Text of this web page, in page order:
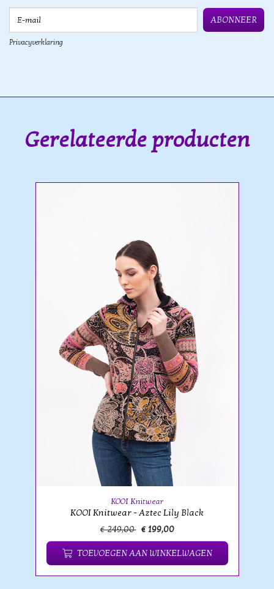
ABONNEER
Privacyverklaring
Gerelateerde producten
KOOI Knitwear
KOOI Knitwear - Aztec Lily Black
€ 249,00 € 199,00
TOEVOEGEN AAN WINKELWAGEN